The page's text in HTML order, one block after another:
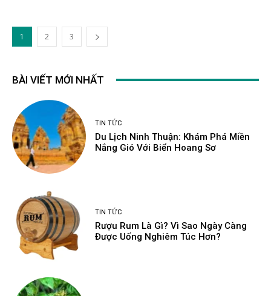
1 2 3
BÀI VIẾT MỚI NHẤT
TIN TỨC
Du Lịch Ninh Thuận: Khám Phá Miền
Nắng Gió Với Biển Hoang Sơ
TIN TỨC
Rượu Rum Là Gì? Vì Sao Ngày Càng
Được Uống Nghiêm Túc Hơn?